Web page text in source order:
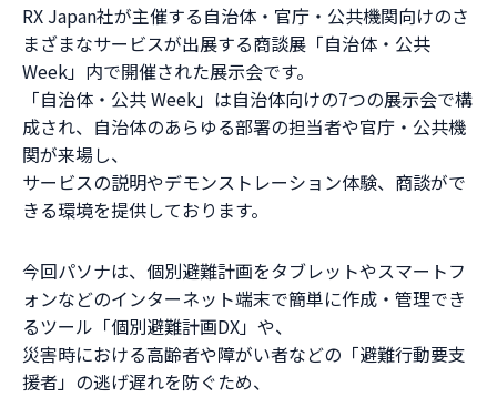
RX Japan社が主催する自治体・官庁・公共機関向けのさ
まざまなサービスが出展する商談展「自治体・公共
Week」内で開催された展示会です。
「自治体・公共 Week」は自治体向けの7つの展示会で構
成され、自治体のあらゆる部署の担当者や官庁・公共機
関が来場し、
サービスの説明やデモンストレーション体験、商談がで
きる環境を提供しております。
今回パソナは、個別避難計画をタブレットやスマートフ
ォンなどのインターネット端末で簡単に作成・管理でき
るツール「個別避難計画DX」や、
災害時における高齢者や障がい者などの「避難行動要支
援者」の逃げ遅れを防ぐため、